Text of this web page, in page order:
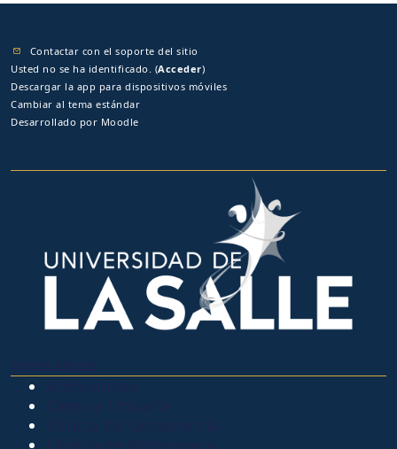
Contactar con el soporte del sitio
Usted no se ha identificado. (Acceder)
Descargar la app para dispositivos móviles
Cambiar al tema estándar
Desarrollado por Moodle